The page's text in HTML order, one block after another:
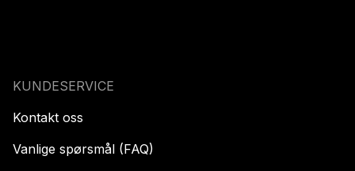
KUNDESERVICE
Kontakt oss
Vanlige spørsmål (FAQ)